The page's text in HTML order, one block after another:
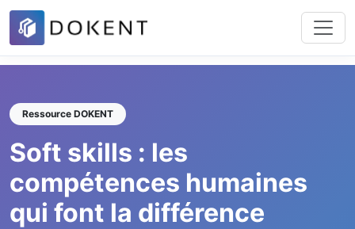
Ressource DOKENT
Soft skills : les
compétences humaines
qui font la différence